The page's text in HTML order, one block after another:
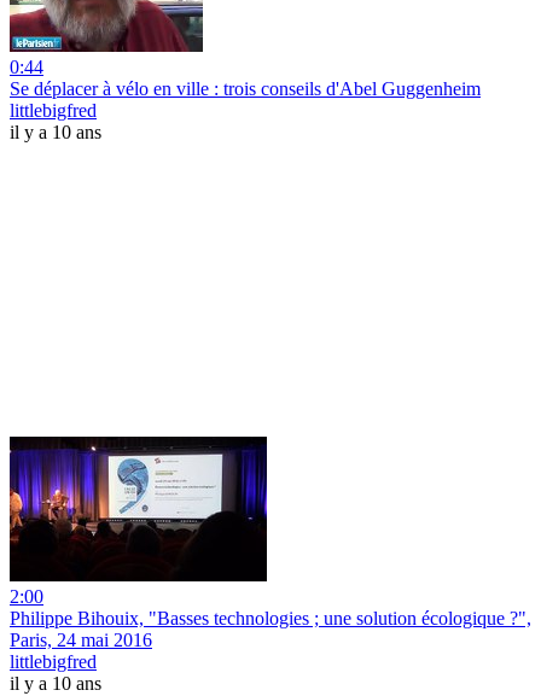
0:44
Se déplacer à vélo en ville : trois conseils d'Abel Guggenheim
littlebigfred
il y a 10 ans
2:00
Philippe Bihouix, "Basses technologies ; une solution écologique ?",
Paris, 24 mai 2016
littlebigfred
il y a 10 ans